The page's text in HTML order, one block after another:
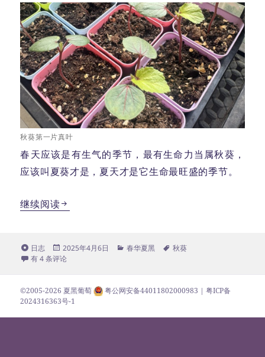
秋葵第一片真叶
春天应该是有生气的季节，最有生命力当属秋葵，
应该叫夏葵才是，夏天才是它生命最旺盛的季节。
继续阅读秋葵春芽
格
式
日志
发
布
2025年4月6日
分
春华夏黑
标
秋葵
秋葵春芽
有 4 条评论
©2005-2026 夏黑葡萄 粤公网安备44011802000983 | 粤ICP备
2024316363号-1